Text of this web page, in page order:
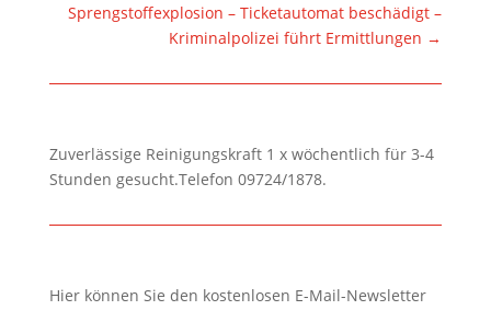
Sprengstoffexplosion – Ticketautomat beschädigt –
Kriminalpolizei führt Ermittlungen →
Zuverlässige Reinigungskraft 1 x wöchentlich für 3-4
Stunden gesucht.Telefon 09724/1878.
Hier können Sie den kostenlosen E-Mail-Newsletter